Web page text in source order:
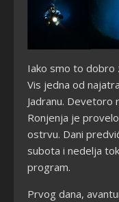
Iako smo to dobro
Vis jedna od
Jadranu. Devetoro
Ronjenja je
ostrvu. Dani
subota i nedelja
program.
Prvog dana,